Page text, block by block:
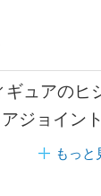
ギュアのヒ
ジョイン
もっと